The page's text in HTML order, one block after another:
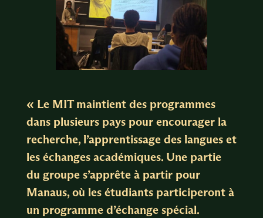
« Le MIT maintient des programmes
dans plusieurs pays pour encourager la
recherche, l’apprentissage des langues et
les échanges académiques. Une partie
du groupe s’apprête à partir pour
Manaus, où les étudiants participeront à
un programme d’échange spécial.